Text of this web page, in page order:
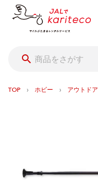
TOP › ホビー › アウトドア